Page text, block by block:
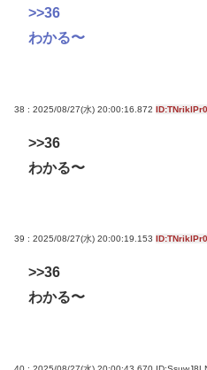
>>36
わかる〜
38 : 2025/08/27(水) 20:00:16.872 ID:TNriklPr0
>>36
わかる〜
39 : 2025/08/27(水) 20:00:19.153 ID:TNriklPr0
>>36
わかる〜